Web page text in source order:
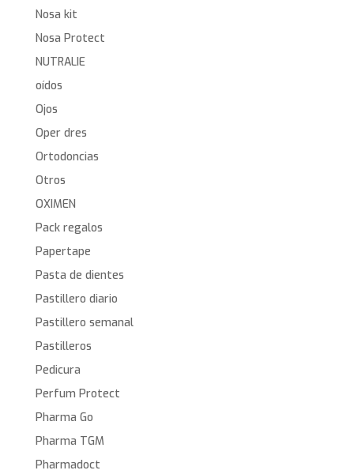
Nosa kit
Nosa Protect
NUTRALIE
oídos
Ojos
Oper dres
Ortodoncias
Otros
OXIMEN
Pack regalos
Papertape
Pasta de dientes
Pastillero diario
Pastillero semanal
Pastilleros
Pedicura
Perfum Protect
Pharma Go
Pharma TGM
Pharmadoct